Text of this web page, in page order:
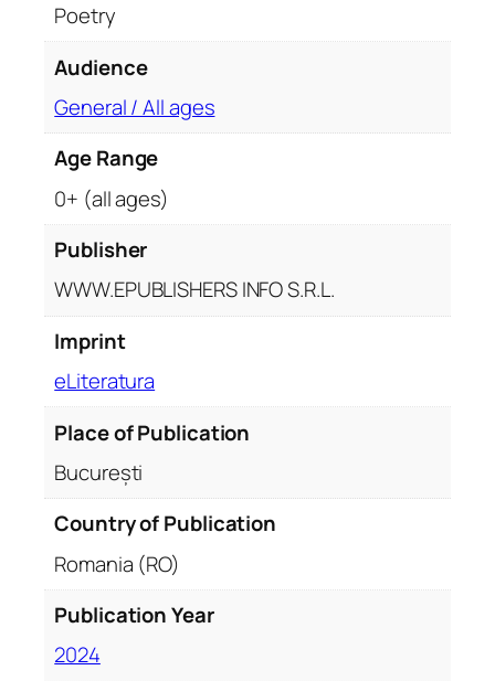
Poetry
Audience
General / All ages
Age Range
0+ (all ages)
Publisher
WWW.EPUBLISHERS INFO S.R.L.
Imprint
eLiteratura
Place of Publication
București
Country of Publication
Romania (RO)
Publication Year
2024